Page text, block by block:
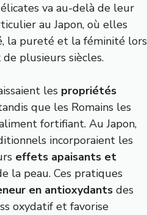
va au-delà de leur
au Japon, où elles
la pureté et la féminité lors
de plusieurs siècles.
les propriétés
que les Romains les
fortifiant. Au Japon,
incorporaient les
effets apaisants et
la peau. Ces pratiques
en antioxydants des
oxydatif et favorise